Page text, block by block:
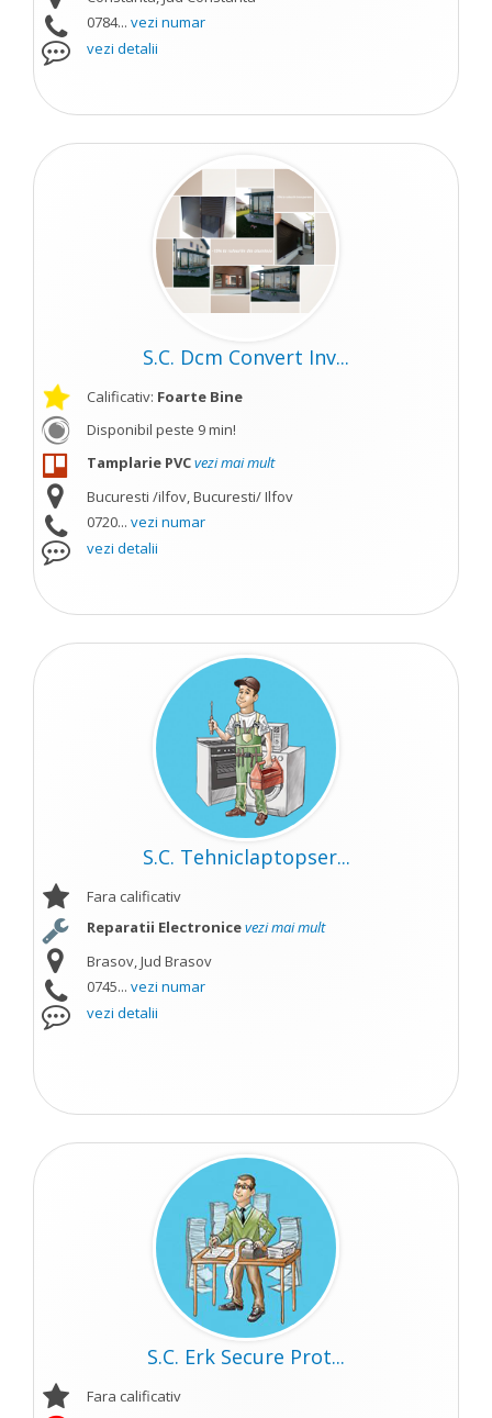
0784... vezi numar
vezi detalii
S.C. Dcm Convert Inv...
Calificativ: Foarte Bine
Disponibil peste 9 min!
Tamplarie PVCvezi mai mult
Bucuresti /ilfov, Bucuresti/ Ilfov
0720... vezi numar
vezi detalii
S.C. Tehniclaptopser...
Fara calificativ
Reparatii Electronicevezi mai mult
Brasov, Jud Brasov
0745... vezi numar
vezi detalii
S.C. Erk Secure Prot...
Fara calificativ